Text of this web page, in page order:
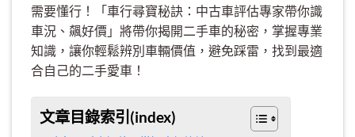
需要懂行！「車行尋寶秘訣：中古車評估專家帶你識
車況、飆好價」將帶你揭開二手車的秘密，掌握專業
知識，讓你輕鬆辨別車輛價值，避免踩雷，找到最適
合自己的二手愛車！
文章目錄索引(index)